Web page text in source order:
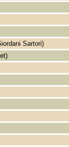
Sartori)